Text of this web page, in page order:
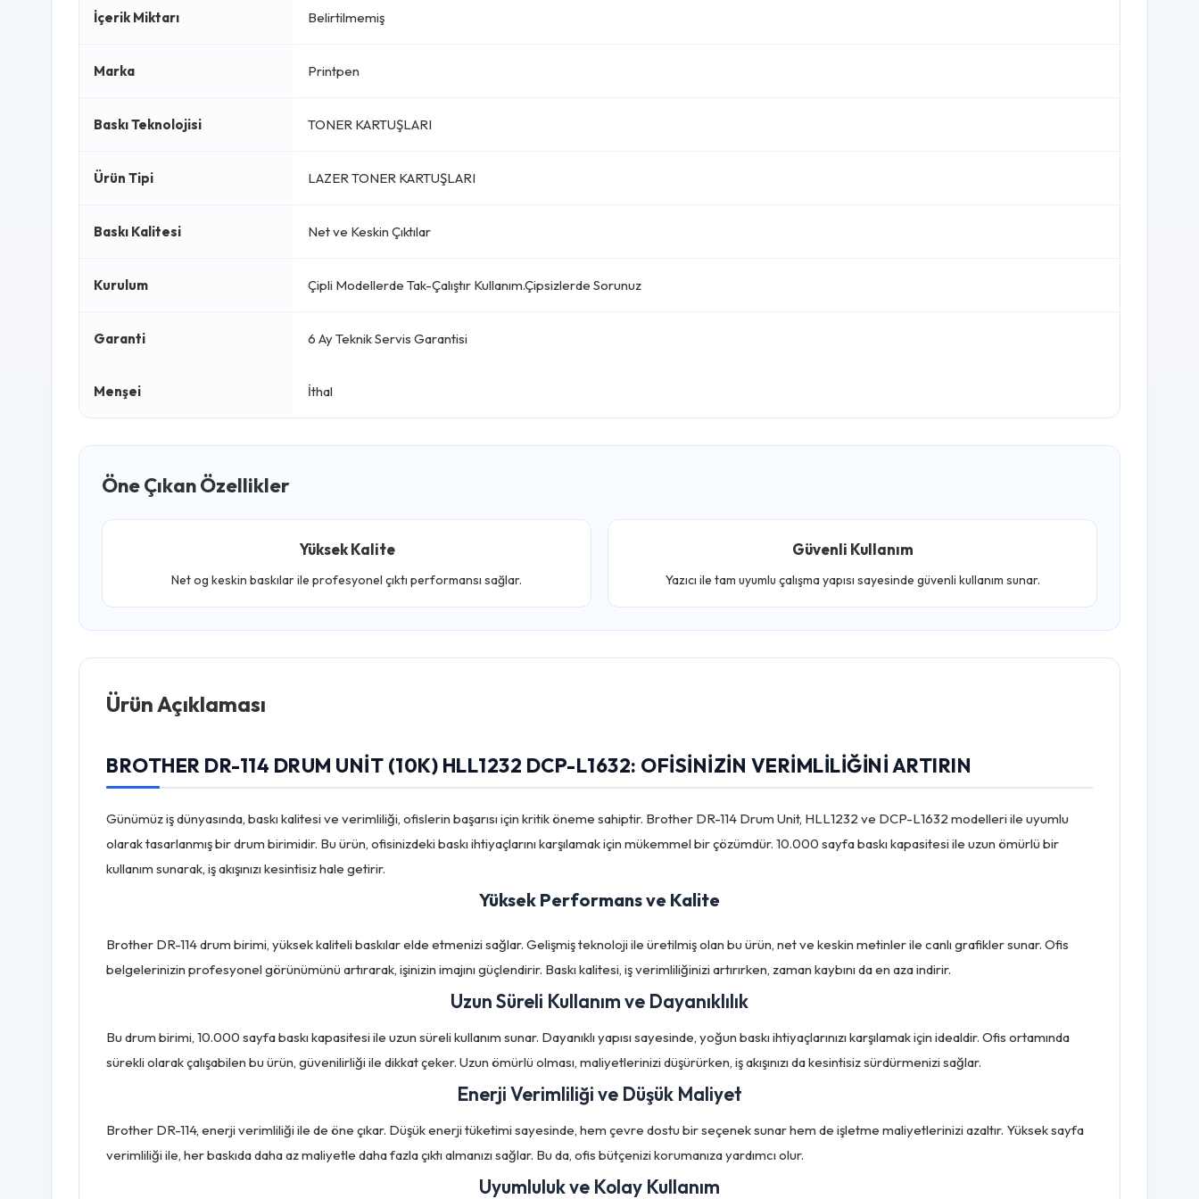
İçerik Miktarı Belirtilmemiş
Marka Printpen
Baskı Teknolojisi TONER KARTUŞLARI
Ürün Tipi LAZER TONER KARTUŞLARI
Baskı Kalitesi Net ve Keskin Çıktılar
Kurulum Çipli Modellerde Tak-Çalıştır Kullanım.Çipsizlerde Sorunuz
Garanti 6 Ay Teknik Servis Garantisi
Menşei İthal
Öne Çıkan Özellikler
Yüksek Kalite
Net og keskin baskılar ile profesyonel çıktı performansı sağlar.
Güvenli Kullanım
Yazıcı ile tam uyumlu çalışma yapısı sayesinde güvenli kullanım sunar.
Ürün Açıklaması
BROTHER DR-114 DRUM UNIT (10K) HLL1232 DCP-L1632: OFISINIZIN VERIMLILIĞINI ARTIRIN
Günümüz iş dünyasında, baskı kalitesi ve verimliliği, ofislerin başarısı için kritik öneme sahiptir. Brother DR-114 Drum Unit, HLL1232 ve DCP-L1632 modelleri ile uyumlu
olarak tasarlanmış bir drum birimidir. Bu ürün, ofisinizdeki baskı ihtiyaçlarını karşılamak için mükemmel bir çözümdür. 10.000 sayfa baskı kapasitesi ile uzun ömürlü bir
kullanım sunarak, iş akışınızı kesintisiz hale getirir.
Yüksek Performans ve Kalite
Brother DR-114 drum birimi, yüksek kaliteli baskılar elde etmenizi sağlar. Gelişmiş teknoloji ile üretilmiş olan bu ürün, net ve keskin metinler ile canlı grafikler sunar. Ofis
belgelerinizin profesyonel görünümünü artırarak, işinizin imajını güçlendirir. Baskı kalitesi, iş verimliliğinizi artırırken, zaman kaybını da en aza indirir.
Uzun Süreli Kullanım ve Dayanıklılık
Bu drum birimi, 10.000 sayfa baskı kapasitesi ile uzun süreli kullanım sunar. Dayanıklı yapısı sayesinde, yoğun baskı ihtiyaçlarınızı karşılamak için idealdir. Ofis ortamında
sürekli olarak çalışabilen bu ürün, güvenilirliği ile dikkat çeker. Uzun ömürlü olması, maliyetlerinizi düşürürken, iş akışınızı da kesintisiz sürdürmenizi sağlar.
Enerji Verimliliği ve Düşük Maliyet
Brother DR-114, enerji verimliliği ile de öne çıkar. Düşük enerji tüketimi sayesinde, hem çevre dostu bir seçenek sunar hem de işletme maliyetlerinizi azaltır. Yüksek sayfa
verimliliği ile, her baskıda daha az maliyetle daha fazla çıktı almanızı sağlar. Bu da, ofis bütçenizi korumanıza yardımcı olur.
Uyumluluk ve Kolay Kullanım